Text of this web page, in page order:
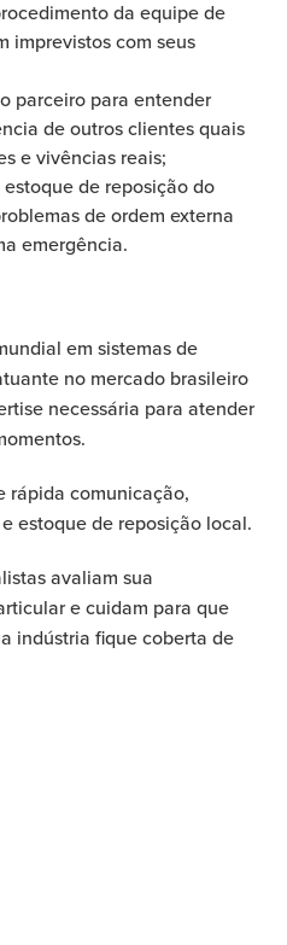
da equipe de
imprevistos com seus
parceiro para entender
de outros clientes quais
e vivências reais;
de reposição do
de ordem externa
emergência.
em sistemas de
no mercado brasileiro
necessária para atender
rápida comunicação,
estoque de reposição local.
avaliam sua
e cuidam para que
indústria fique coberta de